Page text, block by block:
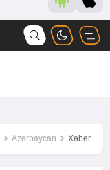
Azərbaycan Xəbər